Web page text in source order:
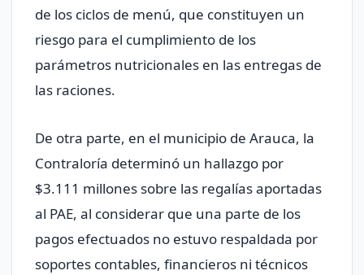
de los ciclos de menú, que constituyen un
riesgo para el cumplimiento de los
parámetros nutricionales en las entregas de
las raciones.
De otra parte, en el municipio de Arauca, la
Contraloría determinó un hallazgo por
$3.111 millones sobre las regalías aportadas
al PAE, al considerar que una parte de los
pagos efectuados no estuvo respaldada por
soportes contables, financieros ni técnicos